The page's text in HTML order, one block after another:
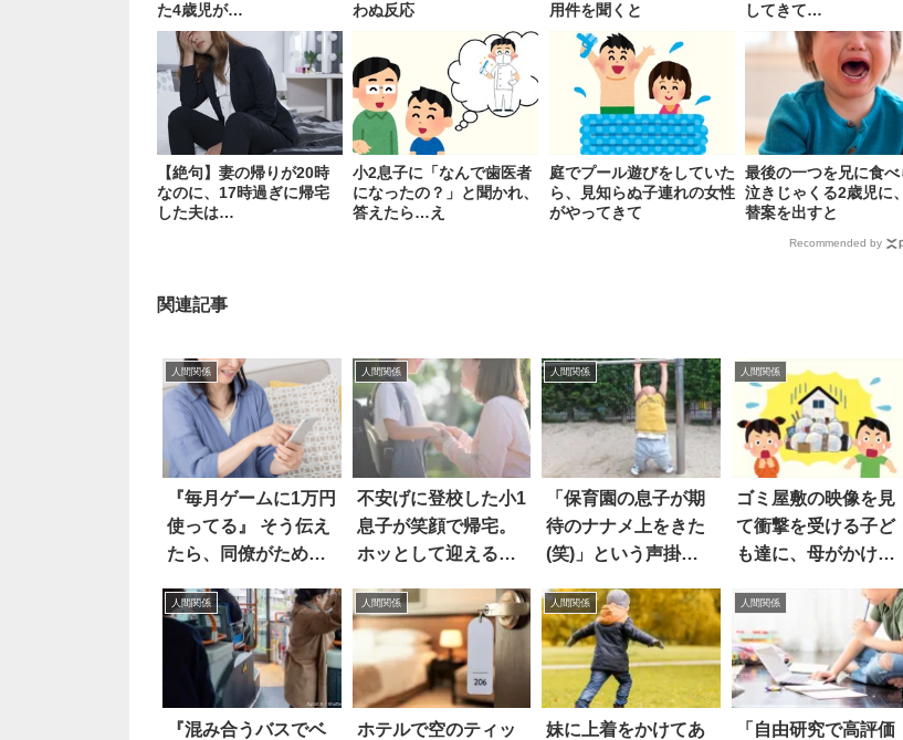
た4歳児が…
わぬ反応
用件を聞くと
してきて…
【絶句】妻の帰りが20時
なのに、17時過ぎに帰宅
した夫は…
小2息子に「なんで歯医者
になったの？」と聞かれ、
答えたら…え
庭でプール遊びをしていた
ら、見知らぬ子連れの女性
がやってきて
最後の一つを兄に食べ
泣きじゃくる2歳児に
替案を出すと
Recommended by
関連記事
人間関係
『毎月ゲームに1万円
使ってる』 そう伝え
たら、同僚がため息
人間関係
不安げに登校した小1
息子が笑顔で帰宅。
ホッとして迎える
人間関係
「保育園の息子が期
待のナナメ上をきた
(笑)」という声掛け
人間関係
ゴミ屋敷の映像を見
て衝撃を受ける子ど
も達に、母がかけた
人間関係
『混み合うバスでベ
人間関係
ホテルで空のティッ
人間関係
妹に上着をかけてあ
人間関係
「自由研究で高評価